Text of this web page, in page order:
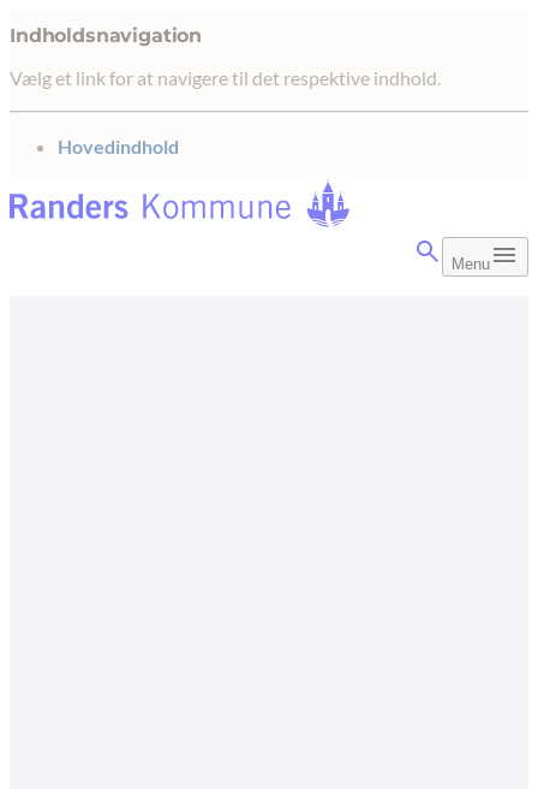
Indholdsnavigation
Vælg et link for at navigere til det respektive indhold.
gå til
Hovedindhold
Menu